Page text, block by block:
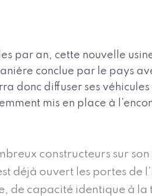
par an, cette nouvelle
conclue par le pays
donc diffuser ses
mis en place à
constructeurs sur
déjà ouvert les portes de
de capacité identique à